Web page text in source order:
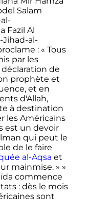
Salam
Fazil Al
Jihad-al-
: « Tous
par les
de
prophète et
et en
d'Allah,
à destination
les Américains
est un devoir
qui peut le
de le faire
al-Aqsa et
mainmise. » »
commence
: dès le mois
sont